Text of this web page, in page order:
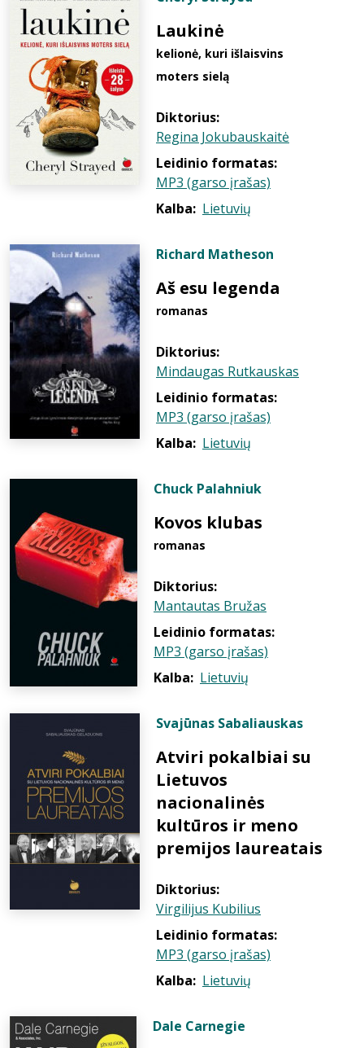
Laukinė
kelionė, kuri išlaisvins
moters sielą
Diktorius:
Regina Jokubauskaitė
Leidinio formatas:
MP3 (garso įrašas)
Kalba: Lietuvių
Richard Matheson
Aš esu legenda
romanas
Diktorius:
Mindaugas Rutkauskas
Leidinio formatas:
MP3 (garso įrašas)
Kalba: Lietuvių
Chuck Palahniuk
Kovos klubas
romanas
Diktorius:
Mantautas Bružas
Leidinio formatas:
MP3 (garso įrašas)
Kalba: Lietuvių
Svajūnas Sabaliauskas
Atviri pokalbiai su
Lietuvos
nacionalinės
kultūros ir meno
premijos laureatais
Diktorius:
Virgilijus Kubilius
Leidinio formatas:
MP3 (garso įrašas)
Kalba: Lietuvių
Dale Carnegie